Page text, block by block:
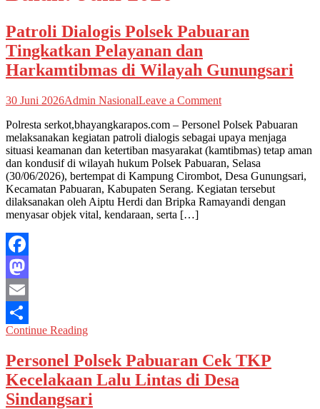
Patroli Dialogis Polsek Pabuaran
Tingkatkan Pelayanan dan
Harkamtibmas di Wilayah Gunungsari
30 Juni 2026Admin NasionalLeave a Commenton
Dialogis
Polsek
Pabuaran
Tingkatkan
Pelayanan
dan
Harkamtibmas
Polresta serkot,bhayangkarapos.com – Personel Polsek Pabuaran
melaksanakan kegiatan patroli dialogis sebagai upaya menjaga
situasi keamanan dan ketertiban masyarakat (kamtibmas) tetap aman
dan kondusif di wilayah hukum Polsek Pabuaran, Selasa
(30/06/2026), bertempat di Kampung Cirombot, Desa Gunungsari,
Kecamatan Pabuaran, Kabupaten Serang. Kegiatan tersebut
dilaksanakan oleh Aiptu Herdi dan Bripka Ramayandi dengan
menyasar objek vital, kendaraan, serta […]
Facebook
Mastodon
Email
Share
Continue Reading
Personel Polsek Pabuaran Cek TKP
Kecelakaan Lalu Lintas di Desa
Sindangsari